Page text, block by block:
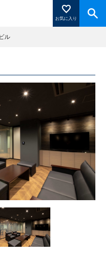
お気に入り
登録」を押すと登録した
ル